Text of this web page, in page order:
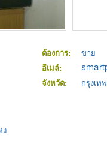
ต้องการ:
ขาย
อีเมล์:
จังหวัด:
กรุงเท
ง